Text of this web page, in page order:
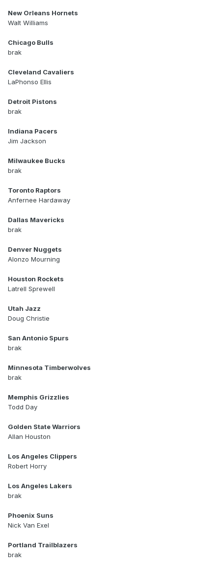
New Orleans Hornets
Walt Williams
Chicago Bulls
brak
Cleveland Cavaliers
LaPhonso Ellis
Detroit Pistons
brak
Indiana Pacers
Jim Jackson
Milwaukee Bucks
brak
Toronto Raptors
Anfernee Hardaway
Dallas Mavericks
brak
Denver Nuggets
Alonzo Mourning
Houston Rockets
Latrell Sprewell
Utah Jazz
Doug Christie
San Antonio Spurs
brak
Minnesota Timberwolves
brak
Memphis Grizzlies
Todd Day
Golden State Warriors
Allan Houston
Los Angeles Clippers
Robert Horry
Los Angeles Lakers
brak
Phoenix Suns
Nick Van Exel
Portland Trailblazers
brak